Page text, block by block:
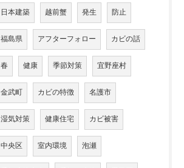
日本建築 越前蟹 発生 防止
福島県 アフターフォロー カビの話
春 健康 季節対策 宜野座村
金武町 カビの特徴 名護市
湿気対策 健康住宅 カビ被害
中央区 室内環境 泡瀬